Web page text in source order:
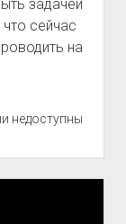
задачей
сейчас
на
недоступны